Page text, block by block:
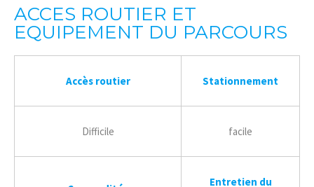
ACCES ROUTIER ET
EQUIPEMENT DU PARCOURS
Accès routier Stationnement
Difficile facile
Entretien du